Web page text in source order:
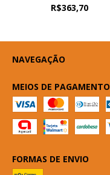
R$363,70
NAVEGAÇÃO
MEIOS DE PAGAMENTO
FORMAS DE ENVIO